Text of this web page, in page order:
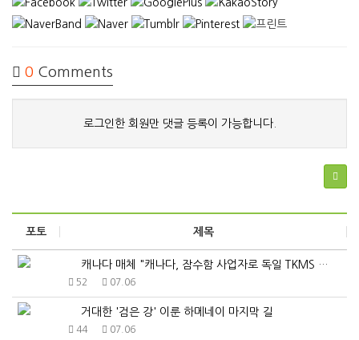
0 Comments
로그인한 회원만 댓글 등록이 가능합니다.
포토 제목
캐나다 매체 "캐나다, 잠수함 사업자로 독일 TKMS …
52 07.06
거대한 '검은 강' 이룬 하메네이 마지막 길
44 07.06